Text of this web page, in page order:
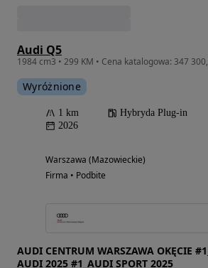
Audi Q5
1984 cm3 • 299 KM • Cena katalogowa: 347
Wyróżnione
1 km Hybryda Plug-in
2026
Warszawa (Mazowieckie)
Firma • Podbite
AUDI CENTRUM WARSZAWA OKĘCIE
AUDI 2025 #1_AUDI SPORT 2025